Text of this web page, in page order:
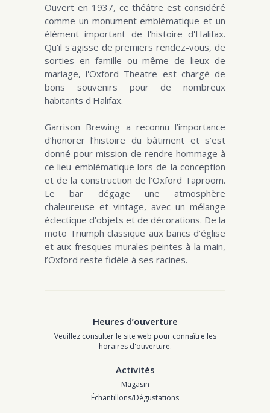
Ouvert en 1937, ce théâtre est considéré
comme un monument emblématique et un
élément important de l'histoire d'Halifax.
Qu'il s'agisse de premiers rendez-vous, de
sorties en famille ou même de lieux de
mariage, l'Oxford Theatre est chargé de
bons souvenirs pour de nombreux
habitants d'Halifax.
Garrison Brewing a reconnu l’importance
d’honorer l’histoire du bâtiment et s’est
donné pour mission de rendre hommage à
ce lieu emblématique lors de la conception
et de la construction de l’Oxford Taproom.
Le bar dégage une atmosphère
chaleureuse et vintage, avec un mélange
éclectique d’objets et de décorations. De la
moto Triumph classique aux bancs d’église
et aux fresques murales peintes à la main,
l’Oxford reste fidèle à ses racines.
Heures d’ouverture
Veuillez consulter le site web pour connaître les
horaires d'ouverture.
Activités
Magasin
Échantillons/Dégustations